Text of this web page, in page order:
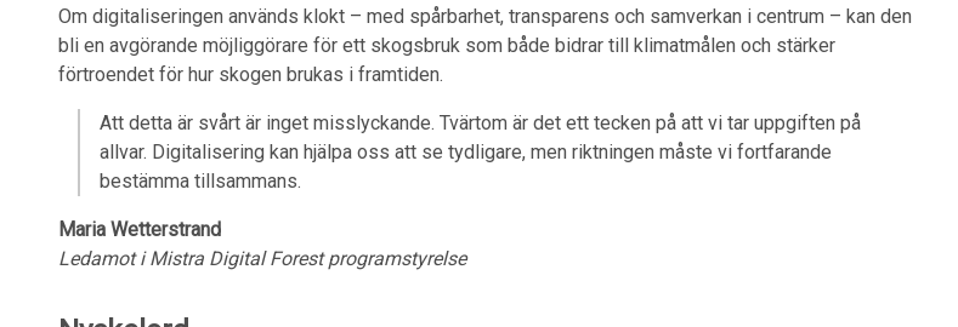
Om digitaliseringen används klokt – med spårbarhet, transparens och samverkan i centrum – kan den
bli en avgörande möjliggörare för ett skogsbruk som både bidrar till klimatmålen och stärker
förtroendet för hur skogen brukas i framtiden.
Att detta är svårt är inget misslyckande. Tvärtom är det ett tecken på att vi tar uppgiften på
allvar. Digitalisering kan hjälpa oss att se tydligare, men riktningen måste vi fortfarande
bestämma tillsammans.
Maria Wetterstrand
Ledamot i Mistra Digital Forest programstyrelse